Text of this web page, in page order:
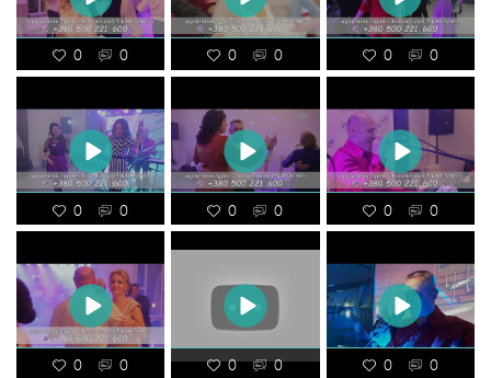
0 0 0 0 0 0
0 0 0 0 0 0
0 0 0 0 0 0